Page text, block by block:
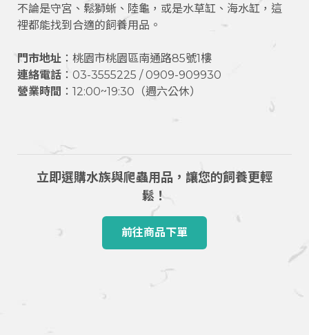
不論是守宮、鬆獅蜥、陸龜，或是水草缸、海水缸，這
裡都能找到合適的飼養用品。
門市地址 ：桃園市桃園區南通路85號1樓
連絡電話 ：03-3555225 / 0909-909930
營業時間 ：12:00~19:30（週六公休）
立即選購水族與爬蟲用品，讓您的飼養更輕
鬆！
前往商品下單